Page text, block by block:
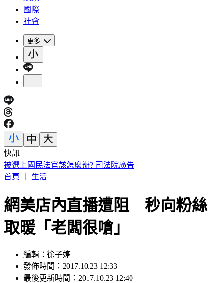
國際
社會
更多
快訊
被選上國民法官該怎麼辦? 司法院廣告
首頁
生活
網美店內直播遭阻 秒向粉絲
取暖「老闆很嗆」
編輯：徐子婷
發佈時間：2017.10.23 12:33
最後更新時間：2017.10.23 12:40